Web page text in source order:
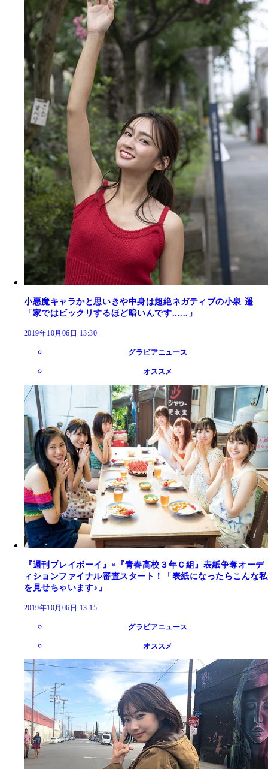
小悪魔キャラかと思いきや中身は超絶ネガティブの小泉 遥
「家ではビックリするほど暗いんです......」
2019年10月06日 13:30
グラビアニュース
オススメ
『週刊プレイボーイ』×『青春高校３年Ｃ組』表紙争奪オーデ
ィションファイナル審査スタート！「表紙になったらこんな私
を見せちゃいます♪」
2019年10月06日 13:15
グラビアニュース
オススメ